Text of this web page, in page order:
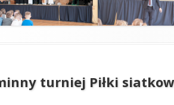
turniej Piłki